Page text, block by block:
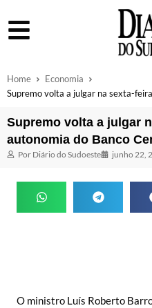
Home
Economia
Supremo volta a julgar na sexta-
Supremo volta a julgar
autonomia do Banco
Por Diário do Sudoeste junho 22,
O ministro Luís Roberto